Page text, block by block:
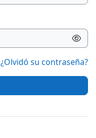
¿Olvidó su contraseña?